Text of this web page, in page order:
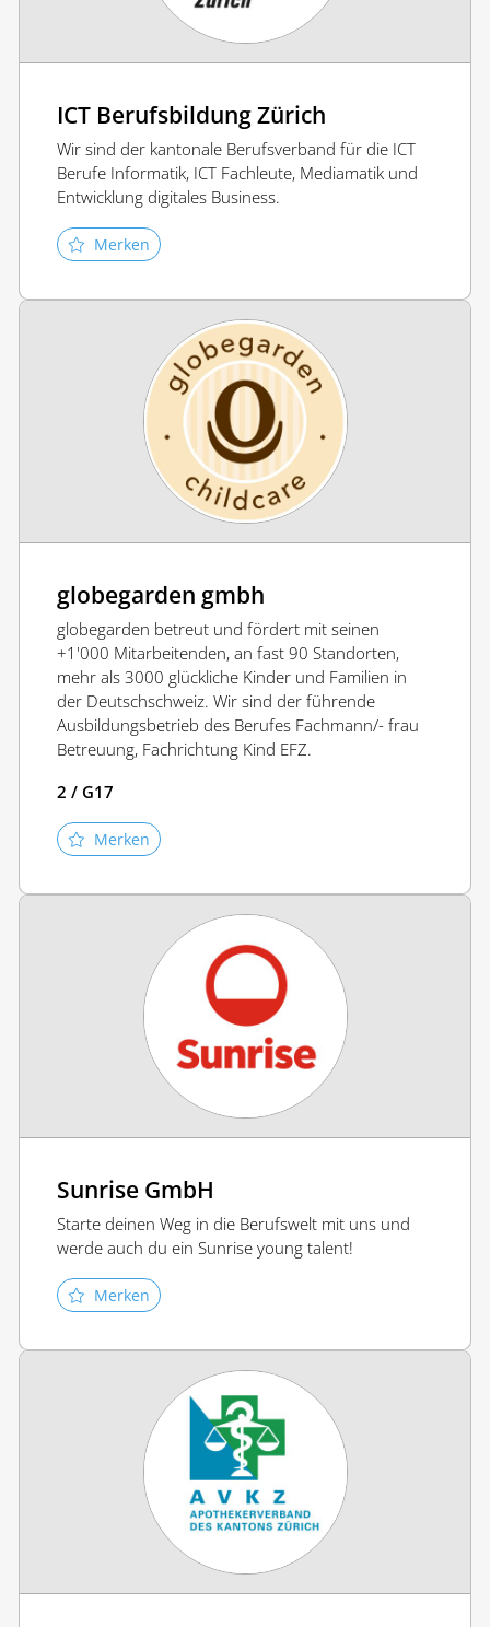
ICT Berufsbildung Zürich
Wir sind der kantonale Berufsverband für die ICT
Berufe Informatik, ICT Fachleute, Mediamatik und
Entwicklung digitales Business.
Merken
globegarden gmbh
globegarden betreut und fördert mit seinen
+1'000 Mitarbeitenden, an fast 90 Standorten,
mehr als 3000 glückliche Kinder und Familien in
der Deutschschweiz. Wir sind der führende
Ausbildungsbetrieb des Berufes Fachmann/- frau
Betreuung, Fachrichtung Kind EFZ.
2 / G17
Merken
Sunrise GmbH
Starte deinen Weg in die Berufswelt mit uns und
werde auch du ein Sunrise young talent!
Merken